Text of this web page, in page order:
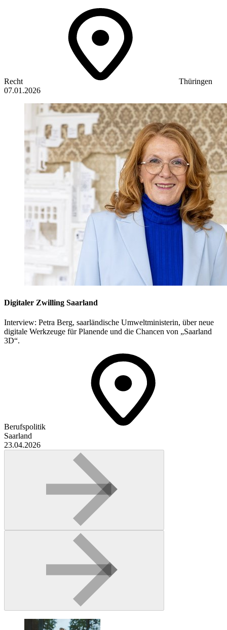
Recht
Thüringen
07.01.2026
Digitaler Zwilling Saarland
Interview: Petra Berg, saarländische Umweltministerin, über neue
digitale Werkzeuge für Planende und die Chancen von „Saarland
3D“.
Berufspolitik
Saarland
23.04.2026